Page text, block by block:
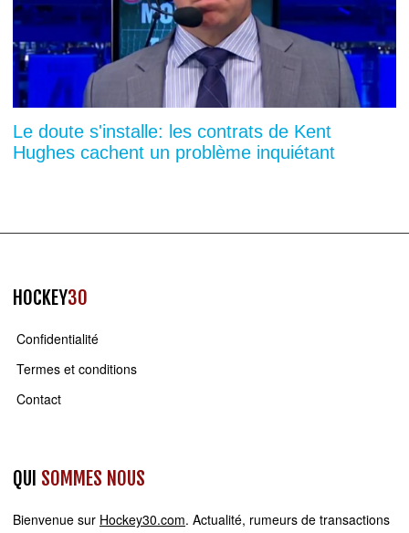
Le doute s'installe: les contrats de Kent
Hughes cachent un problème inquiétant
HOCKEY30
Confidentialité
Termes et conditions
Contact
QUI SOMMES NOUS
Bienvenue sur Hockey30.com. Actualité, rumeurs de transactions